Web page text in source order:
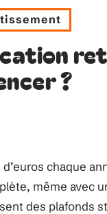
?
chaque
même avec
des plafonds